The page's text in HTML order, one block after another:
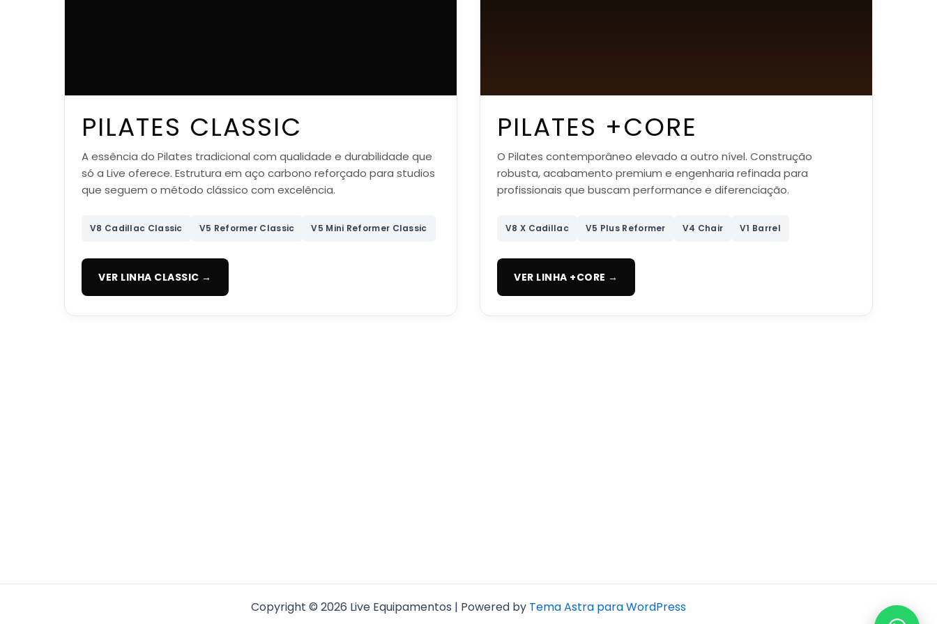
PILATES CLASSIC
A essência do Pilates tradicional com qualidade e durabilidade que
só a Live oferece. Estrutura em aço carbono reforçado para studios
que seguem o método clássico com excelência.
V8 Cadillac Classic V5 Reformer Classic V5 Mini Reformer Classic
VER LINHA CLASSIC →
PILATES +CORE
O Pilates contemporâneo elevado a outro nível. Construção
robusta, acabamento premium e engenharia refinada para
profissionais que buscam performance e diferenciação.
V8 X Cadillac V5 Plus Reformer V4 Chair V1 Barrel
VER LINHA +CORE →
Copyright © 2026 Live Equipamentos | Powered by Tema Astra para WordPress